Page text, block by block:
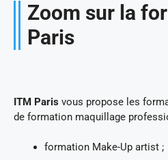
Zoom sur la
Paris
ITM Paris vous propose les
de formation maquillage
formation Make-Up artist ;